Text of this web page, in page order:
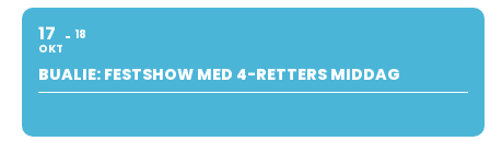
17
OKT
18
BUALIE: FESTSHOW MED 4-RETTERS MIDDAG